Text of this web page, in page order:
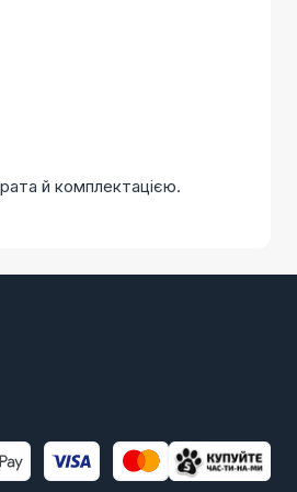
й комплектацією.